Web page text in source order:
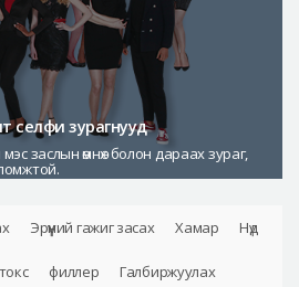
селфи зурагнууд
заслын өмнөх болон дараах зураг,
Эрүүний гажиг засах Хамар Нүд
филлер Галбиржуулах